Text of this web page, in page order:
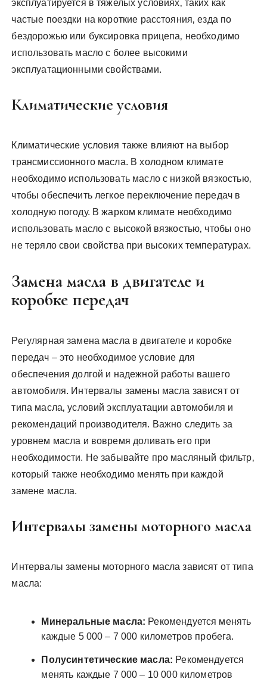
эксплуатируется в тяжелых условиях‚ таких как
частые поездки на короткие расстояния‚ езда по
бездорожью или буксировка прицепа‚ необходимо
использовать масло с более высокими
эксплуатационными свойствами.
Климатические условия
Климатические условия также влияют на выбор
трансмиссионного масла. В холодном климате
необходимо использовать масло с низкой вязкостью‚
чтобы обеспечить легкое переключение передач в
холодную погоду. В жарком климате необходимо
использовать масло с высокой вязкостью‚ чтобы оно
не теряло свои свойства при высоких температурах.
Замена масла в двигателе и
коробке передач
Регулярная замена масла в двигателе и коробке
передач – это необходимое условие для
обеспечения долгой и надежной работы вашего
автомобиля. Интервалы замены масла зависят от
типа масла‚ условий эксплуатации автомобиля и
рекомендаций производителя. Важно следить за
уровнем масла и вовремя доливать его при
необходимости. Не забывайте про масляный фильтр‚
который также необходимо менять при каждой
замене масла.
Интервалы замены моторного масла
Интервалы замены моторного масла зависят от типа
масла:
Минеральные масла: Рекомендуется менять
каждые 5 000 – 7 000 километров пробега.
Полусинтетические масла: Рекомендуется
менять каждые 7 000 – 10 000 километров